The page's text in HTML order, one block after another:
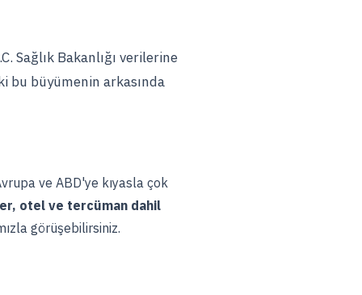
Sağlık Bakanlığı verilerine
bu büyümenin arkasında
ve ABD'ye kıyasla çok
otel ve tercüman dahil
görüşebilirsiniz.